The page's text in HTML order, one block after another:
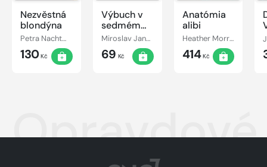
Nezvěstná
blondýna
Petra Nachtmanová
130Kč
Výbuch v
sedmém
patře
Miroslav Jandovský
69 Kč
Anatómia
alibi
Heather Morrisová
414Kč